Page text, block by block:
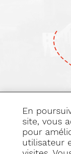
à
En
site, vous
pour
utilisateur